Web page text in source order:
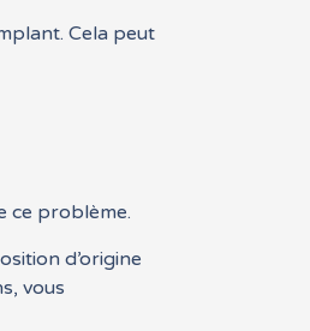
Cela peut
ce problème.
d’origine
vous